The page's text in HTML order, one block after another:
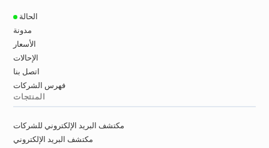
الحالة
مدونة
الأسعار
الإحالات
اتصل بنا
فهرس الشركات
المنتجات
مكتشف البريد الإلكتروني للشركات
مكتشف البريد الإلكتروني